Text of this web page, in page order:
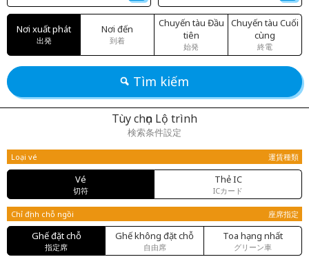
Nơi xuất phát
出発
Nơi đến
到着
Chuyến tàu Đầu
tiên
始発
Chuyến tàu Cuối
cùng
終電
Tìm kiếm
Tùy chọn Lộ trình
検索条件設定
Loại vé 運賃種類
Vé
切符
Thẻ IC
ICカード
Chỉ định chỗ ngồi 座席指定
Ghế đặt chỗ
指定席
Ghế không đặt chỗ
自由席
Toa hạng nhất
グリーン車